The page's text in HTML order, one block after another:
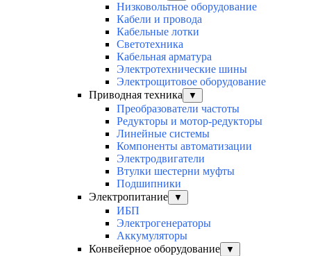
Низковольтное оборудование
Кабели и провода
Кабельные лотки
Светотехника
Кабельная арматура
Электротехнические шины
Электрощитовое оборудование
Приводная техника
▼
Преобразователи частоты
Редукторы и мотор-редукторы
Линейные системы
Компоненты автоматизации
Электродвигатели
Втулки шестерни муфты
Подшипники
Электропитание
▼
ИБП
Электрогенераторы
Аккумуляторы
Конвейерное оборудование
▼